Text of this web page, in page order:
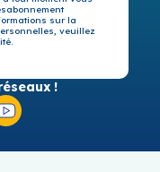
sur la
veuillez
!